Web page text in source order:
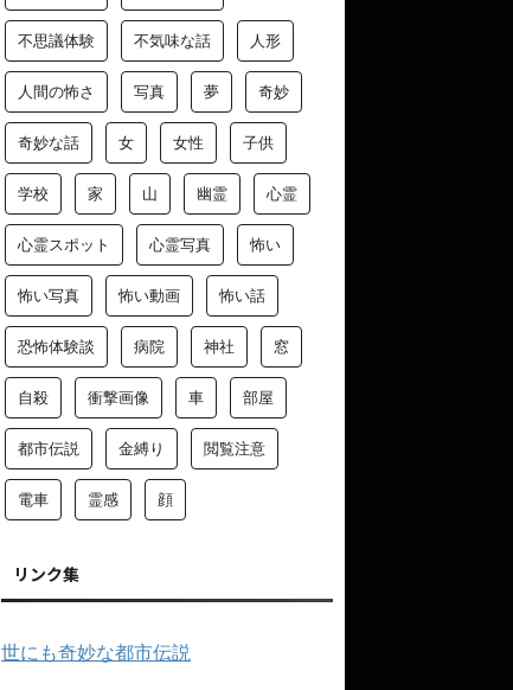
不思議体験 不気味な話 人形
人間の怖さ 写真 夢 奇妙
奇妙な話 女 女性 子供
学校 家 山 幽霊 心霊
心霊スポット 心霊写真 怖い
怖い写真 怖い動画 怖い話
恐怖体験談 病院 神社 窓
自殺 衝撃画像 車 部屋
都市伝説 金縛り 閲覧注意
電車 霊感 顔
リンク集
世にも奇妙な都市伝説